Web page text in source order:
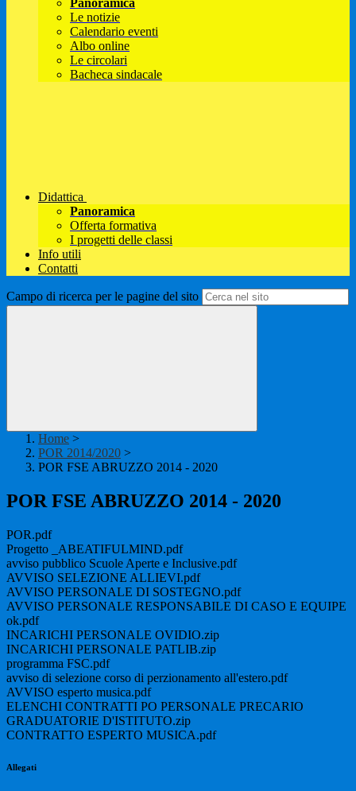
Panoramica
Le notizie
Calendario eventi
Albo online
Le circolari
Bacheca sindacale
Didattica
Panoramica
Offerta formativa
I progetti delle classi
Info utili
Contatti
Campo di ricerca per le pagine del sito
Home >
POR 2014/2020 >
POR FSE ABRUZZO 2014 - 2020
POR FSE ABRUZZO 2014 - 2020
POR.pdf
Progetto _ABEATIFULMIND.pdf
avviso pubblico Scuole Aperte e Inclusive.pdf
AVVISO SELEZIONE ALLIEVI.pdf
AVVISO PERSONALE DI SOSTEGNO.pdf
AVVISO PERSONALE RESPONSABILE DI CASO E EQUIPE
ok.pdf
INCARICHI PERSONALE OVIDIO.zip
INCARICHI PERSONALE PATLIB.zip
programma FSC.pdf
avviso di selezione corso di perzionamento all'estero.pdf
AVVISO esperto musica.pdf
ELENCHI CONTRATTI PO PERSONALE PRECARIO
GRADUATORIE D'ISTITUTO.zip
CONTRATTO ESPERTO MUSICA.pdf
Allegati